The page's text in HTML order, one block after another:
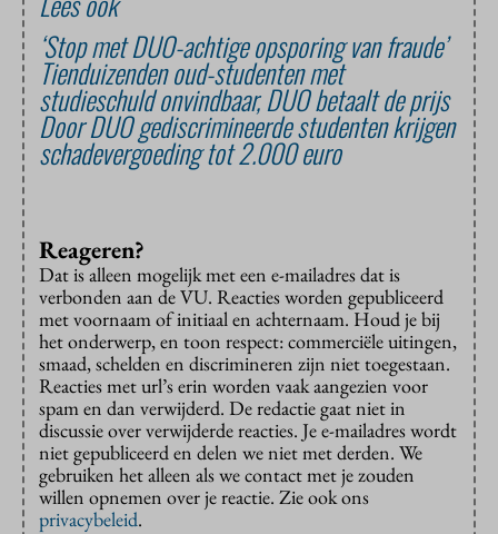
‘Stop met DUO-achtige opsporing van fraude’
Tienduizenden oud-studenten met
studieschuld onvindbaar, DUO betaalt de prijs
Door DUO gediscrimineerde studenten krijgen
schadevergoeding tot 2.000 euro
Reageren?
Dat is alleen mogelijk met een e-mailadres dat is
verbonden aan de VU. Reacties worden gepubliceerd
met voornaam of initiaal en achternaam. Houd je bij
het onderwerp, en toon respect: commerciële uitingen,
smaad, schelden en discrimineren zijn niet toegestaan.
Reacties met url’s erin worden vaak aangezien voor
spam en dan verwijderd. De redactie gaat niet in
discussie over verwijderde reacties. Je e-mailadres wordt
niet gepubliceerd en delen we niet met derden. We
gebruiken het alleen als we contact met je zouden
willen opnemen over je reactie. Zie ook ons
privacybeleid.